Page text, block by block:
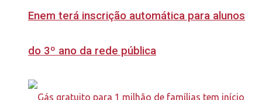
Enem terá inscrição automática para alunos
do 3º ano da rede pública